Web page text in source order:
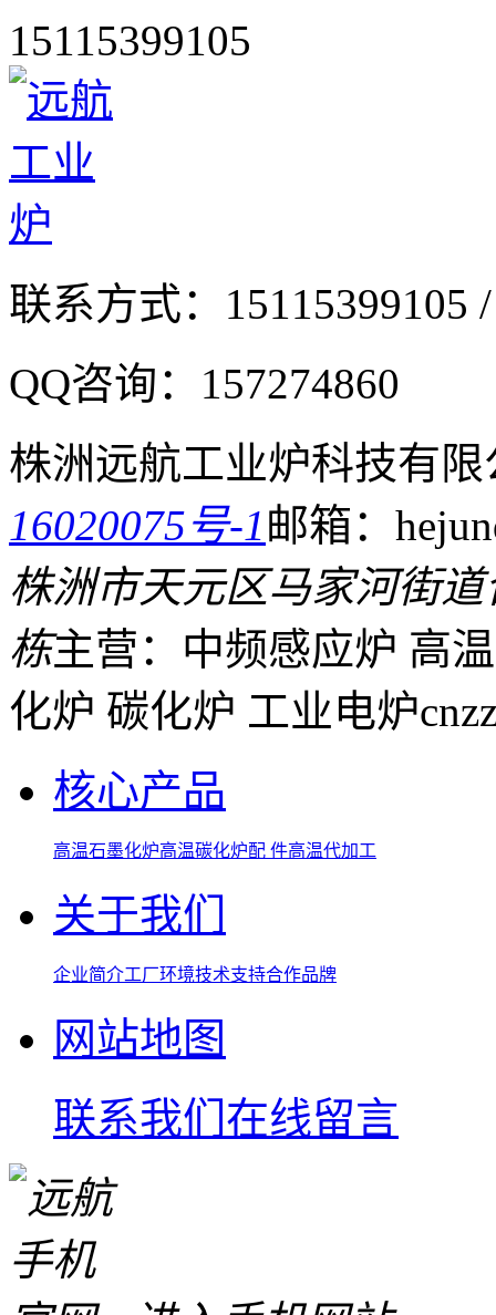
15115399105
联系方式： 15115399105
QQ咨询： 157274860
株洲远航工业炉科技有限
16020075号-1邮箱：
株洲市天元区马家河街
栋主营：中频感应炉 高
化炉 碳化炉 工业电炉
核心产品
高温石墨化炉高温碳化炉配 件高温代加工
关于我们
企业简介工厂环境技术支持合作品牌
网站地图
联系我们 在线留言